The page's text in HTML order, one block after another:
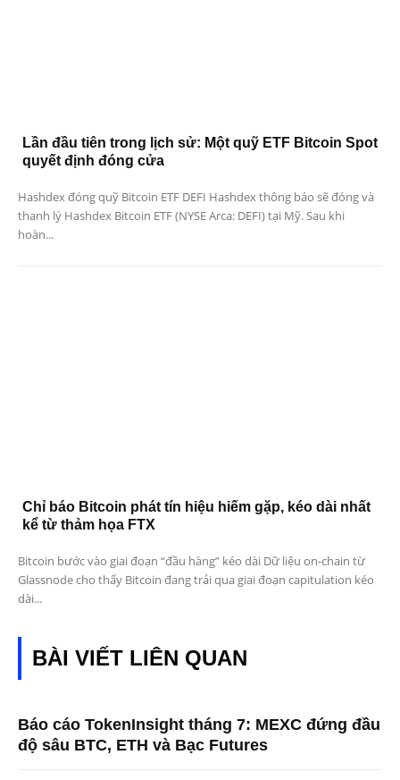
Lần đầu tiên trong lịch sử: Một quỹ ETF Bitcoin Spot
quyết định đóng cửa
Hashdex đóng quỹ Bitcoin ETF DEFI Hashdex thông báo sẽ đóng và
thanh lý Hashdex Bitcoin ETF (NYSE Arca: DEFI) tại Mỹ. Sau khi
hoàn...
Chỉ báo Bitcoin phát tín hiệu hiếm gặp, kéo dài nhất
kể từ thảm họa FTX
Bitcoin bước vào giai đoạn “đầu hàng” kéo dài Dữ liệu on-chain từ
Glassnode cho thấy Bitcoin đang trải qua giai đoạn capitulation kéo
dài...
BÀI VIẾT LIÊN QUAN
Báo cáo TokenInsight tháng 7: MEXC đứng đầu
độ sâu BTC, ETH và Bạc Futures